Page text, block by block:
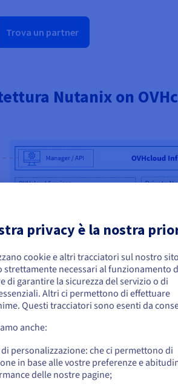
Trova un partner
Nutanix on
localizzazione sia Stati
Uniti, è necessario accedere al sito web del
private-cloud Inglese USD - $
privacy è la nostra
cookie e altri tracciatori sul nostro sito
necessari al funzionamento
di garantire la sicurezza del servizio o di
Altri ci permettono di effettuare
Questi tracciatori sono esenti da
anche:
personalizzazione: che ci permettono di
in base alle vostre preferenze e
delle nostre pagine;